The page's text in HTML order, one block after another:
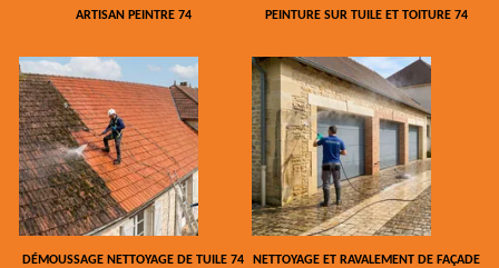
ARTISAN PEINTRE 74 PEINTURE SUR TUILE ET TOITURE 74
DÉMOUSSAGE NETTOYAGE DE TUILE 74
NETTOYAGE ET RAVALEMENT DE FAÇADE